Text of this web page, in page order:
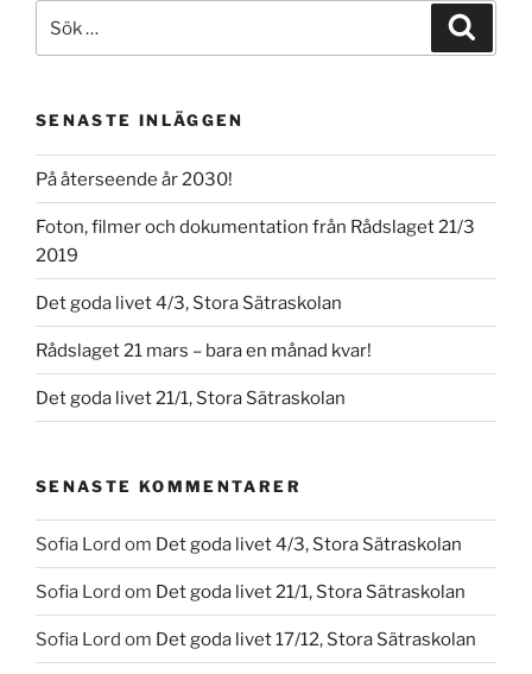
efter:
SENASTE INLÄGGEN
På återseende år 2030!
Foton, filmer och dokumentation från Rådslaget 21/3
2019
Det goda livet 4/3, Stora Sätraskolan
Rådslaget 21 mars – bara en månad kvar!
Det goda livet 21/1, Stora Sätraskolan
SENASTE KOMMENTARER
Sofia Lord om Det goda livet 4/3, Stora Sätraskolan
Sofia Lord om Det goda livet 21/1, Stora Sätraskolan
Sofia Lord om Det goda livet 17/12, Stora Sätraskolan